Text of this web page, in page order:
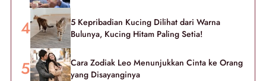
5 Kepribadian Kucing Dilihat dari Warna
Bulunya, Kucing Hitam Paling Setia!
Cara Zodiak Leo Menunjukkan Cinta ke Orang
yang Disayanginya